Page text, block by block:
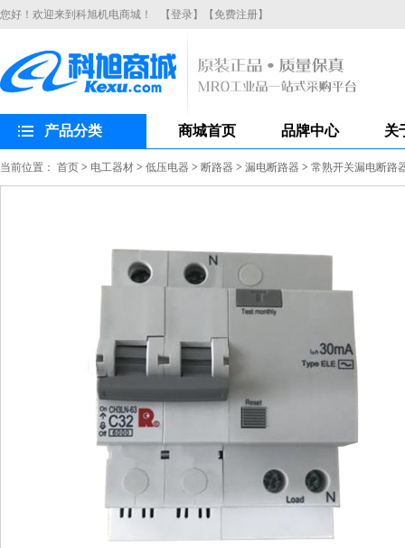
您好！欢迎来到科旭机电商城！ 【登录】 【免费注册】
产品分类 商城首页 品牌中心 关
当前位置： 首页 > 电工器材 > 低压电器 > 断路器 > 漏电断路器 > 常熟开关漏电断路